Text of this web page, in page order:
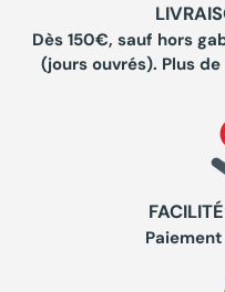
Dès 150€, sauf hors
(jours ouvrés). Plus
Paiement